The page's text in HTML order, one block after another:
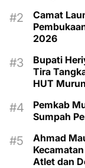
Camat
2026
Bupati
Tira
HUT
Pemkab
Sumpah
Ahmad
Atlet dan